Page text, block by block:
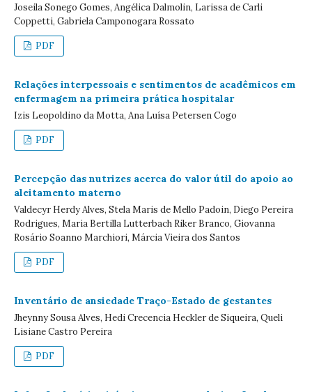
Joseila Sonego Gomes, Angélica Dalmolin, Larissa de Carli
Coppetti, Gabriela Camponogara Rossato
PDF
Relações interpessoais e sentimentos de acadêmicos em
enfermagem na primeira prática hospitalar
Izis Leopoldino da Motta, Ana Luísa Petersen Cogo
PDF
Percepção das nutrizes acerca do valor útil do apoio ao
aleitamento materno
Valdecyr Herdy Alves, Stela Maris de Mello Padoin, Diego Pereira
Rodrigues, Maria Bertilla Lutterbach Riker Branco, Giovanna
Rosário Soanno Marchiori, Márcia Vieira dos Santos
PDF
Inventário de ansiedade Traço-Estado de gestantes
Jheynny Sousa Alves, Hedi Crecencia Heckler de Siqueira, Queli
Lisiane Castro Pereira
PDF